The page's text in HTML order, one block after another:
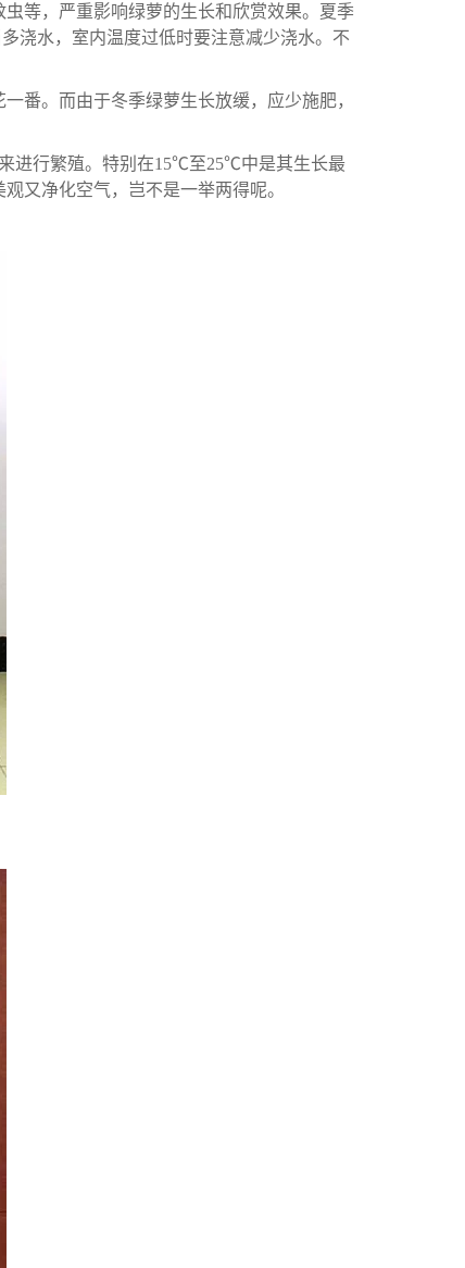
等，严重影响绿萝的生长和欣赏效果。夏季
浇水，室内温度过低时要注意减少浇水。不
番。而由于冬季绿萝生长放缓，应少施肥，
进行繁殖。特别在15℃至25℃中是其生长最
又净化空气，岂不是一举两得呢。